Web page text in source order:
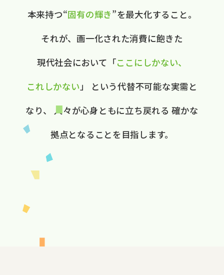
本来持つ“固有の​輝き”を​最大化する​こと。
それが、​画一化された​消費に​飽きた​
現代社会に​おいて ​「ここに​しかない、​
これしかない 」
と​いう​代替不可能な​実需と​
なり、
人々が​心身ともに​立ち戻れる 確かな​
拠点と​なる​ことを​目指します。​